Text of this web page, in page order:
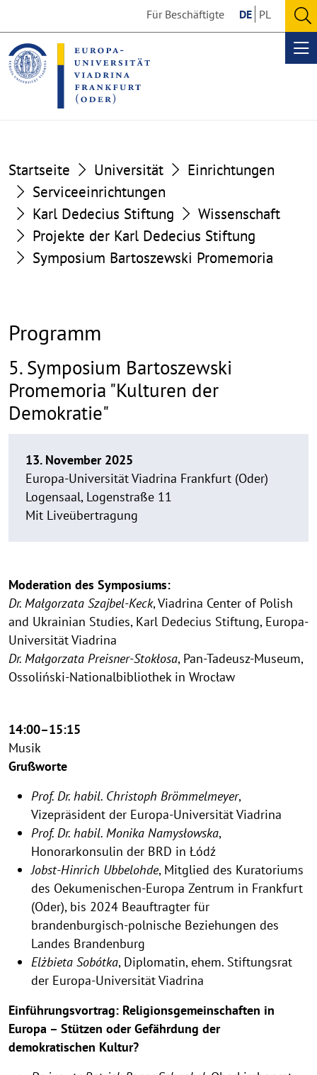
the
content
section
the
footer
section
Für Beschäftigte DE PL
Startseite Universität
Einrichtungen
Serviceeinrichtungen
Karl Dedecius Stiftung
Wissenschaft
Projekte der Karl Dedecius Stiftung
Symposium Bartoszewski Promemoria
Programm
5. Symposium Bartoszewski
Promemoria "Kulturen der
Demokratie"
13. November 2025
Europa-Universität Viadrina Frankfurt (Oder)
Logensaal, Logenstraße 11
Mit Liveübertragung
Moderation des Symposiums:
Dr. Małgorzata Szajbel-Keck, Viadrina Center of Polish
and Ukrainian Studies, Karl Dedecius Stiftung, Europa-
Universität Viadrina
Dr. Małgorzata Preisner-Stokłosa, Pan-Tadeusz-Museum,
Ossoliński-Nationalbibliothek in Wrocław
14:00–15:15
Musik
Grußworte
Prof. Dr. habil. Christoph Brömmelmeyer,
Vizepräsident der Europa-Universität Viadrina
Prof. Dr. habil. Monika Namysłowska,
Honorarkonsulin der BRD in Łódź
Jobst-Hinrich Ubbelohde, Mitglied des Kuratoriums
des Oekumenischen-Europa Zentrum in Frankfurt
(Oder), bis 2024 Beauftragter für
brandenburgisch-polnische Beziehungen des
Landes Brandenburg
Elżbieta Sobótka, Diplomatin, ehem. Stiftungsrat
der Europa-Universität Viadrina
Einführungsvortrag: Religionsgemeinschaften in
Europa – Stützen oder Gefährdung der
demokratischen Kultur?